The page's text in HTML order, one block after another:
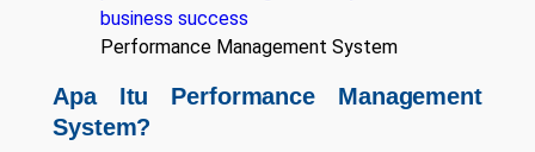
Performance Management System
Apa Itu Performance Management
System?